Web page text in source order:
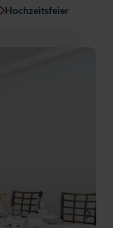
Hochzeitsfeier